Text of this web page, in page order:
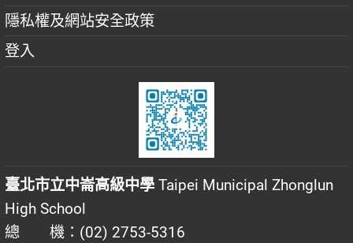
隱私權及網站安全政策
登入
臺北市立中崙高級中學 Taipei Municipal Zhonglun
High School
總 機：(02) 2753-5316